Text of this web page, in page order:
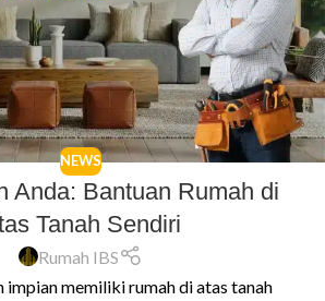
NEWS
Anda: Bantuan Rumah di
Tanah Sendiri
Rumah IBS
impian memiliki rumah di atas tanah